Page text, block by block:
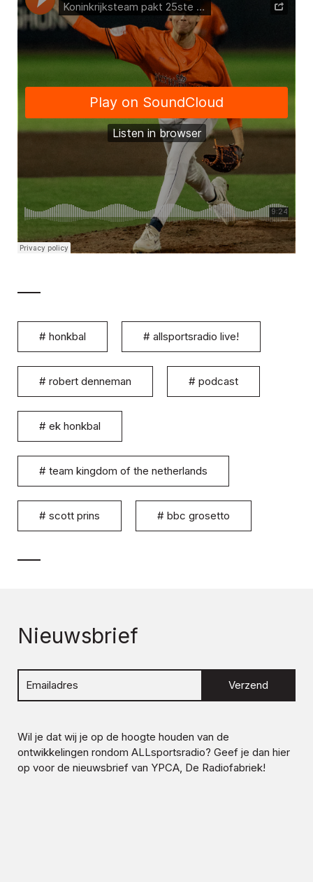
# honkbal # allsportsradio live!
# robert denneman # podcast
# ek honkbal
# team kingdom of the netherlands
# scott prins # bbc grosetto
Nieuwsbrief
Verzend
Wil je dat wij je op de hoogte houden van de
ontwikkelingen rondom ALLsportsradio? Geef je dan hier
op voor de nieuwsbrief van YPCA, De Radiofabriek!